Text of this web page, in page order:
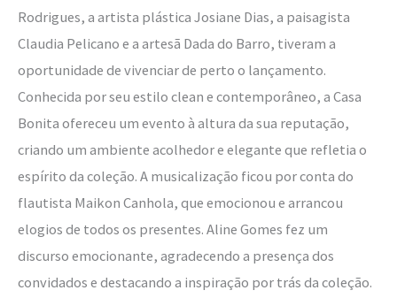
Rodrigues, a artista plástica Josiane Dias, a paisagista
Claudia Pelicano e a artesã Dada do Barro, tiveram a
oportunidade de vivenciar de perto o lançamento.
Conhecida por seu estilo clean e contemporâneo, a Casa
Bonita ofereceu um evento à altura da sua reputação,
criando um ambiente acolhedor e elegante que refletia o
espírito da coleção. A musicalização ficou por conta do
flautista Maikon Canhola, que emocionou e arrancou
elogios de todos os presentes. Aline Gomes fez um
discurso emocionante, agradecendo a presença dos
convidados e destacando a inspiração por trás da coleção.